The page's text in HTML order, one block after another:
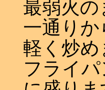
最弱火
一通り
軽く炒め
フライ